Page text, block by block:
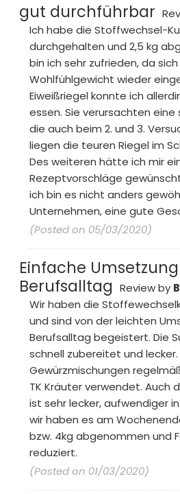
gut durchführbar
Ich habe die Stoffwechsel-
durchgehalten und 2,5 kg
bin ich sehr zufrieden, da
Wohlfühlgewicht wieder
Eiweißriegel konnte ich
essen. Sie verursachten
die auch beim 2. und 3.
liegen die teuren Riegel im
Des weiteren hätte ich mir
Rezeptvorschläge
ich bin es nicht anders
Unternehmen, eine gute
(Posted on 05/03/2020)
Einfache
Berufsalltag Review by
Wir haben die
und sind von der leichten
Berufsalltag begeistert. Die
schnell zubereitet und
Gewürzmischungen
TK Kräuter verwendet. Auch
ist sehr lecker, aufwendiger
wir haben es am
bzw. 4kg abgenommen und
reduziert.
(Posted on 01/03/2020)